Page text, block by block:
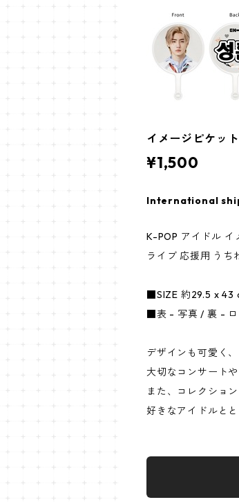
イメージピケッ
¥1,500
International
K-POP アイドル
ライブ 応援用 うち
■SIZE 約29.5 x 43
■表 - 写真 / 裏 -
デザインも可愛く
大切なコンサート
また、コレクショ
好きなアイドルと